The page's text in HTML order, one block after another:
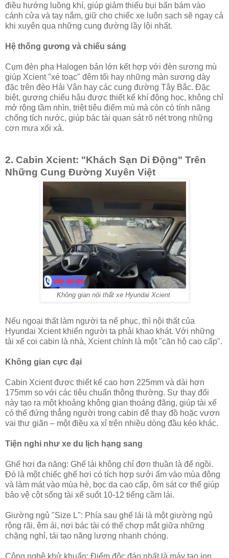
điều hướng luồng khí, giúp giảm thiểu bụi bẩn bám vào
cánh cửa và tay nắm, giữ cho chiếc xe luôn sạch sẽ ngay cả
khi xuyên qua những cung đường lầy lội nhất.
Hệ thống gương và chiếu sáng
Cụm đèn pha Halogen bản lớn kết hợp với đèn sương mù
giúp Xcient "xé toạc" đêm tối hay những màn sương dày
đặc trên đèo Hải Vân hay các cung đường Tây Bắc. Đặc
biệt, gương chiếu hậu được thiết kế khí động học, không chỉ
mở rộng tầm nhìn, triệt tiêu điểm mù mà còn có tính năng
chống tích nước, giúp bác tài quan sát rõ nét trong những
cơn mưa xối xả.
2. Cabin Xcient: "Khách Sạn Di Động" Trên
Những Cung Đường Xuyên Việt
Không gian nội thất xe Hyundai Xcient
Nếu ngoại thất làm người ta nể phục, thì nội thất của
Hyundai Xcient khiến người ta phải khao khát. Với những
tài xế coi cabin là nhà, Xcient chính là một "căn hộ cao cấp".
Không gian cực đại
Cabin Xcient được thiết kế cao hơn 225mm và dài hơn
175mm so với các tiêu chuẩn thông thường. Sự thay đổi
này tạo ra một khoảng không gian thoáng đãng, giúp tài xế
có thể đứng thẳng người trong cabin để thay đồ hoặc vươn
vai thư giãn – một điều xa xỉ trên nhiều dòng đầu kéo khác.
Tiện nghi như xe du lịch hạng sang
Ghế hơi đa năng: Ghế lái không chỉ đơn thuần là để ngồi.
Đó là một chiếc ghế hơi có tích hợp sưởi ấm vào mùa đông
và làm mát vào mùa hè, bọc da cao cấp, ôm sát cơ thể giúp
bảo vệ cột sống tài xế suốt 10-12 tiếng cầm lái.
Giường ngủ "Size L": Phía sau ghế lái là một giường ngủ
rộng rãi, êm ái, nơi bác tài có thể chợp mắt giữa những
chặng nghỉ, tái tạo năng lượng nhanh chóng.